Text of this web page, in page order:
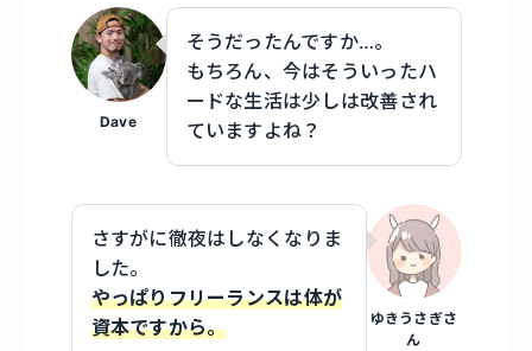
Dave
そうだったんですか…。
もちろん、今はそういったハ
ードな生活は少しは改善され
ていますよね？
ゆきうさぎさ
ん
さすがに徹夜はしなくなりま
した。
やっぱりフリーランスは体が
資本ですから。